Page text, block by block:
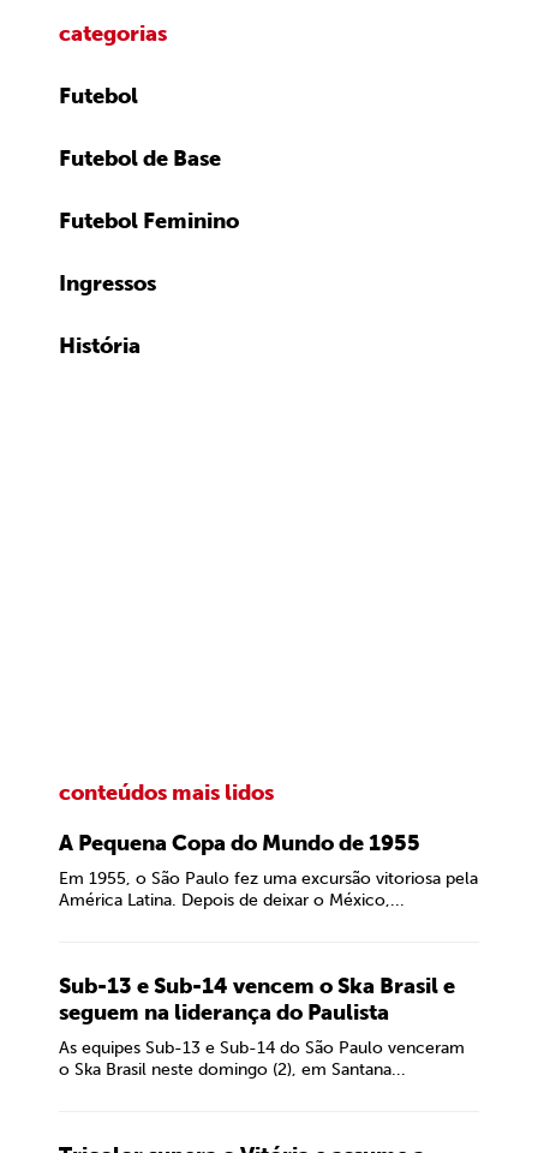
categorias
Futebol
Futebol de Base
Futebol Feminino
Ingressos
História
conteúdos mais lidos
A Pequena Copa do Mundo de 1955
Em 1955, o São Paulo fez uma excursão vitoriosa pela
América Latina. Depois de deixar o México,...
Sub-13 e Sub-14 vencem o Ska Brasil e
seguem na liderança do Paulista
As equipes Sub-13 e Sub-14 do São Paulo venceram
o Ska Brasil neste domingo (2), em Santana...